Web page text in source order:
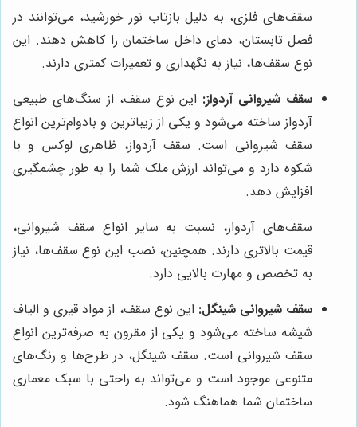
سقف‌های فلزی، به دلیل بازتاب نور خورشید، می‌توانند در
فصل تابستان، دمای داخل ساختمان را کاهش دهند. این
نوع سقف‌ها، نیاز به نگهداری و تعمیرات کمتری دارند.
سقف شیروانی آردواز: این نوع سقف، از سنگ‌های طبیعی
آردواز ساخته می‌شود و یکی از زیباترین و بادوام‌ترین انواع
سقف شیروانی است. سقف آردواز، ظاهری لوکس و با
شکوه دارد و می‌تواند ارزش ملک شما را به طور چشمگیری
افزایش دهد.
سقف‌های آردواز، نسبت به سایر انواع سقف شیروانی،
قیمت بالاتری دارند. همچنین، نصب این نوع سقف‌ها، نیاز
به تخصص و مهارت بالایی دارد.
سقف شیروانی شینگل: این نوع سقف، از مواد قیری و الیاف
شیشه ساخته می‌شود و یکی از مقرون به صرفه‌ترین انواع
سقف شیروانی است. سقف شینگل، در طرح‌ها و رنگ‌های
متنوعی موجود است و می‌تواند به راحتی با سبک معماری
ساختمان شما هماهنگ شود.